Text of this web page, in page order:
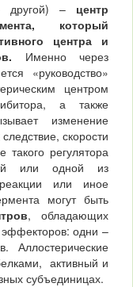
другой) – центр
который
центра и
Именно через
«руководство»
центром
а также
изменение
скорости
такого регулятора
или одной из
или иное
могут быть
, обладающих
одни –
Аллостерические
активный и
субъединицах.